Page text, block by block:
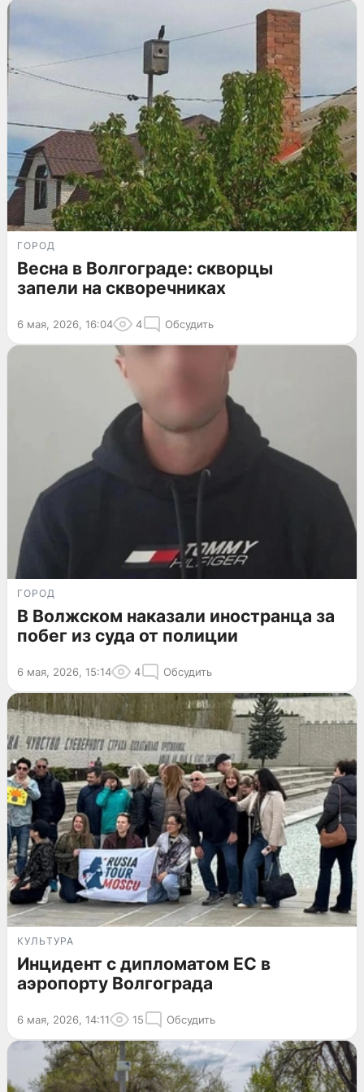
ГОРОД
Весна в Волгограде: скворцы
запели на скворечниках
6 мая, 2026, 16:04 4 Обсудить
ГОРОД
В Волжском наказали иностранца за
побег из суда от полиции
6 мая, 2026, 15:14 4 Обсудить
КУЛЬТУРА
Инцидент с дипломатом ЕС в
аэропорту Волгограда
6 мая, 2026, 14:11 15 Обсудить